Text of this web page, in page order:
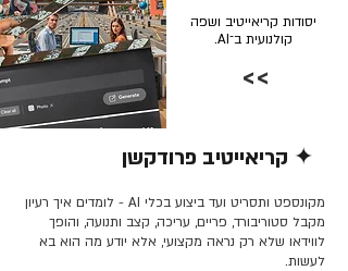
יסודות קריאייטיב ושפה
קולנועית ב־AI.
>>
✦ קריאייטיב פרודקשן
מקונספט ותסריט ועד ביצוע בכלי AI - לומדים איך רעיון
מקבל סטוריבורד, פריים, עריכה, קצב ותנועה, והופך
לווידאו שלא רק נראה מקצועי, אלא יודע מה הוא בא
לעשות.